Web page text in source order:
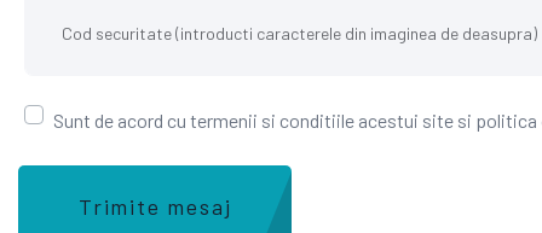
Sunt de acord cu termenii si conditiile acestui site si
Trimite mesaj